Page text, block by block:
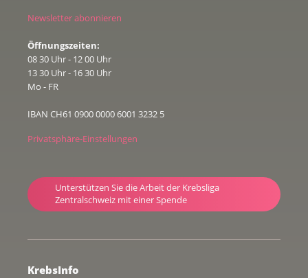
Newsletter abonnieren
Öffnungszeiten:
08 30 Uhr - 12 00 Uhr
13 30 Uhr - 16 30 Uhr
Mo - FR
IBAN CH61 0900 0000 6001 3232 5
Privatsphäre-Einstellungen
Unterstützen Sie die Arbeit der Krebsliga
Zentralschweiz mit einer Spende
KrebsInfo